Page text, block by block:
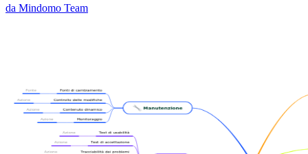
da Mindomo Team